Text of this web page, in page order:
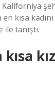
kısa
ile tanıştı.